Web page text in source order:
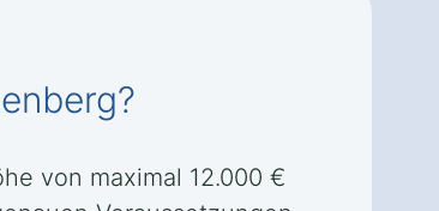
von maximal 12.000 €